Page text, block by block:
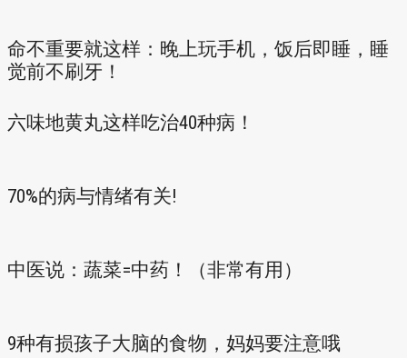
命不重要就这样：晚上玩手机，饭后即睡，睡
觉前不刷牙！
六味地黄丸这样吃治40种病！
70%的病与情绪有关!
中医说：蔬菜=中药！（非常有用）
9种有损孩子大脑的食物，妈妈要注意哦